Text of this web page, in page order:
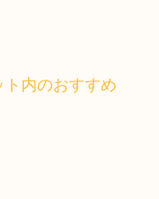
ト内のおすすめ